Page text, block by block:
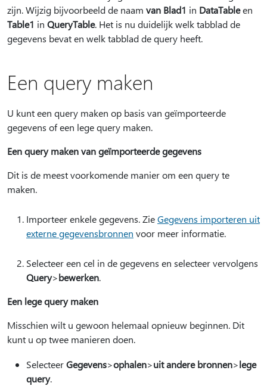
zijn. Wijzig bijvoorbeeld de naam van Blad1 in DataTableen
Table1 in QueryTable. Het is nu duidelijk welk tabblad de
gegevens bevat en welk tabblad de query heeft.
Een query maken
U kunt een query maken op basis van geïmporteerde
gegevens of een lege query maken.
Een query maken van geïmporteerde gegevens
Dit is de meest voorkomende manier om een query te
maken.
Importeer enkele gegevens. ZieGegevens importeren uit
externe gegevensbronnen voor meer informatie.
Selecteer een cel in de gegevens en selecteer vervolgens
Query>bewerken.
Een lege query maken
Misschien wilt u gewoon helemaal opnieuw beginnen. Dit
kunt u op twee manieren doen.
SelecteerGegevens>ophalen>uit andere bronnen>lege
query.